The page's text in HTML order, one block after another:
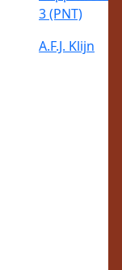
3 (PNT)
A.F.J. Klijn